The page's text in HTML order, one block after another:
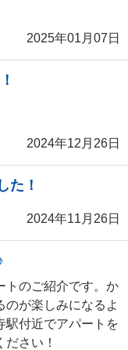
2025年01月07日
2024年12月26日
た！
2024年11月26日
トのご紹介です。か
のが楽しみになるよ
駅付近でアパートを
さい！